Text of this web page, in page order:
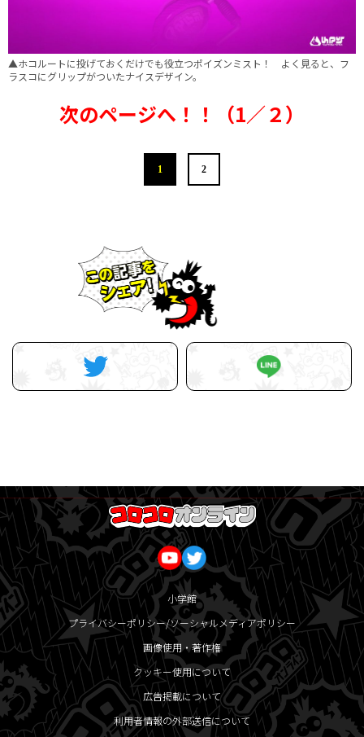
▲ホコルートに投げておくだけでも役立つポイズンミスト！ よく見ると、フ
ラスコにグリップがついたナイスデザイン。
次のページへ！！（1／２）
1 2
小学館
プライバシーポリシー/ソーシャルメディアポリシー
画像使用・著作権
クッキー使用について
広告掲載について
利用者情報の外部送信について